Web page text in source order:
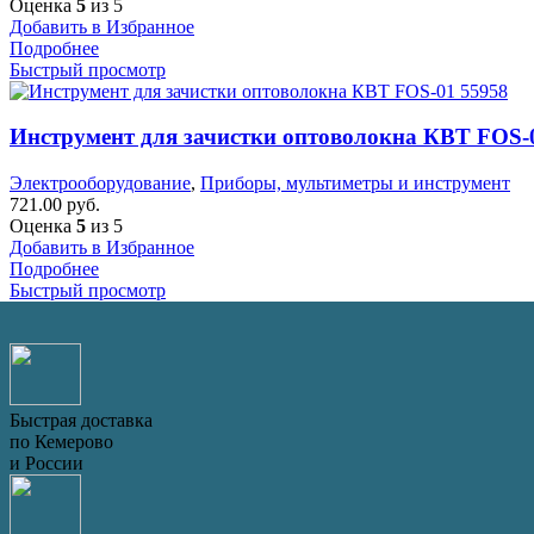
Оценка 5 из 5
Добавить в Избранное
Подробнее
Быстрый просмотр
Инструмент для зачистки оптоволокна КВТ FOS-
Электрооборудование, Приборы, мультиметры и инструмент
721.00 руб.
Оценка 5 из 5
Добавить в Избранное
Подробнее
Быстрый просмотр
Быстрая доставка
по Кемерово
и России